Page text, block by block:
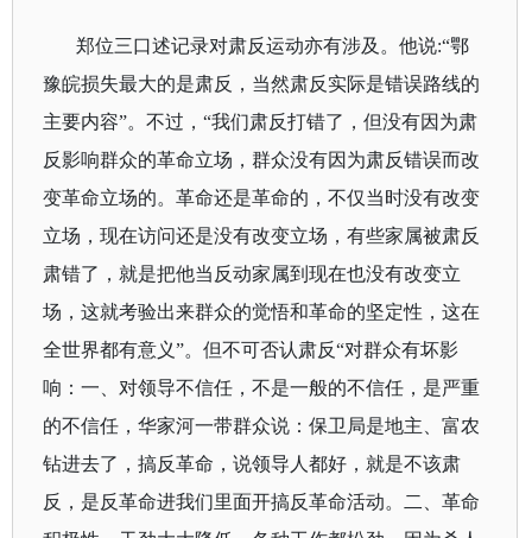
郑位三口述记录对肃反运动亦有涉及。他说:“鄂
豫皖损失最大的是肃反，当然肃反实际是错误路线的
主要内容”。不过，“我们肃反打错了，但没有因为肃
反影响群众的革命立场，群众没有因为肃反错误而改
变革命立场的。革命还是革命的，不仅当时没有改变
立场，现在访问还是没有改变立场，有些家属被肃反
肃错了，就是把他当反动家属到现在也没有改变立
场，这就考验出来群众的觉悟和革命的坚定性，这在
全世界都有意义”。但不可否认肃反“对群众有坏影
响：一、对领导不信任，不是一般的不信任，是严重
的不信任，华家河一带群众说：保卫局是地主、富农
钻进去了，搞反革命，说领导人都好，就是不该肃
反，是反革命进我们里面开搞反革命活动。二、革命